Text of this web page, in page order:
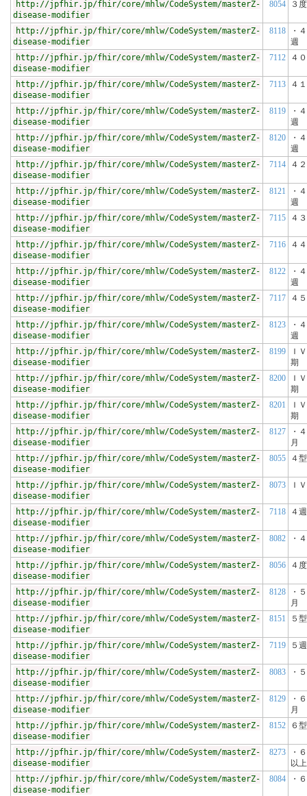
http://jpfhir.jp/fhir/core/mhlw/CodeSystem/masterZ-
disease-modifier
8054 ３度
http://jpfhir.jp/fhir/core/mhlw/CodeSystem/masterZ-
disease-modifier
8118
・
週
http://jpfhir.jp/fhir/core/mhlw/CodeSystem/masterZ-
disease-modifier
7112 ４
http://jpfhir.jp/fhir/core/mhlw/CodeSystem/masterZ-
disease-modifier
7113 ４
http://jpfhir.jp/fhir/core/mhlw/CodeSystem/masterZ-
disease-modifier
8119
・
週
http://jpfhir.jp/fhir/core/mhlw/CodeSystem/masterZ-
disease-modifier
8120
・
週
http://jpfhir.jp/fhir/core/mhlw/CodeSystem/masterZ-
disease-modifier
7114 ４
http://jpfhir.jp/fhir/core/mhlw/CodeSystem/masterZ-
disease-modifier
8121
・
週
http://jpfhir.jp/fhir/core/mhlw/CodeSystem/masterZ-
disease-modifier
7115 ４
http://jpfhir.jp/fhir/core/mhlw/CodeSystem/masterZ-
disease-modifier
7116 ４
http://jpfhir.jp/fhir/core/mhlw/CodeSystem/masterZ-
disease-modifier
8122
・
週
http://jpfhir.jp/fhir/core/mhlw/CodeSystem/masterZ-
disease-modifier
7117 ４
http://jpfhir.jp/fhir/core/mhlw/CodeSystem/masterZ-
disease-modifier
8123
・
週
http://jpfhir.jp/fhir/core/mhlw/CodeSystem/masterZ-
disease-modifier
8199
Ｉ
期
http://jpfhir.jp/fhir/core/mhlw/CodeSystem/masterZ-
disease-modifier
8200
Ｉ
期
http://jpfhir.jp/fhir/core/mhlw/CodeSystem/masterZ-
disease-modifier
8201
Ｉ
期
http://jpfhir.jp/fhir/core/mhlw/CodeSystem/masterZ-
disease-modifier
8127
・
月
http://jpfhir.jp/fhir/core/mhlw/CodeSystem/masterZ-
disease-modifier
8055 ４型
http://jpfhir.jp/fhir/core/mhlw/CodeSystem/masterZ-
disease-modifier
8073 Ｉ
http://jpfhir.jp/fhir/core/mhlw/CodeSystem/masterZ-
disease-modifier
7118 ４週
http://jpfhir.jp/fhir/core/mhlw/CodeSystem/masterZ-
disease-modifier
8082 ・
http://jpfhir.jp/fhir/core/mhlw/CodeSystem/masterZ-
disease-modifier
8056 ４度
http://jpfhir.jp/fhir/core/mhlw/CodeSystem/masterZ-
disease-modifier
8128
・
月
http://jpfhir.jp/fhir/core/mhlw/CodeSystem/masterZ-
disease-modifier
8151 ５型
http://jpfhir.jp/fhir/core/mhlw/CodeSystem/masterZ-
disease-modifier
7119 ５週
http://jpfhir.jp/fhir/core/mhlw/CodeSystem/masterZ-
disease-modifier
8083 ・
http://jpfhir.jp/fhir/core/mhlw/CodeSystem/masterZ-
disease-modifier
8129
・
月
http://jpfhir.jp/fhir/core/mhlw/CodeSystem/masterZ-
disease-modifier
8152 ６型
http://jpfhir.jp/fhir/core/mhlw/CodeSystem/masterZ-
disease-modifier
8273
・
以上
http://jpfhir.jp/fhir/core/mhlw/CodeSystem/masterZ-
disease-modifier
8084 ・